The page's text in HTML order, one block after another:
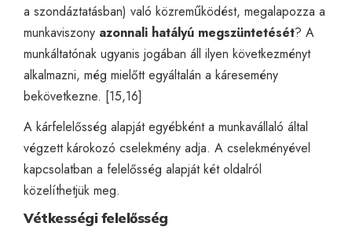
a szondáztatásban) való közreműködést, megalapozza a
munkaviszony azonnali hatályú megszüntetését? A
munkáltatónak ugyanis jogában áll ilyen következményt
alkalmazni, még mielőtt egyáltalán a káresemény
bekövetkezne. [15,16]
A kárfelelősség alapját egyébként a munkavállaló által
végzett károkozó cselekmény adja. A cselekményével
kapcsolatban a felelősség alapját két oldalról
közelíthetjük meg.
Vétkességi felelősség